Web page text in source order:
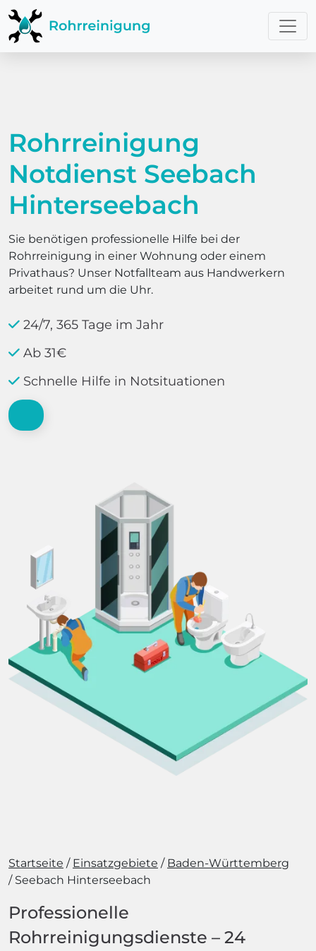
Rohrreinigung
Notdienst Seebach
Hinterseebach
Sie benötigen professionelle Hilfe bei der
Rohrreinigung in einer Wohnung oder einem
Privathaus? Unser Notfallteam aus Handwerkern
arbeitet rund um die Uhr.
24/7, 365 Tage im Jahr
Ab 31€
Schnelle Hilfe in Notsituationen
Startseite Einsatzgebiete
Baden-Württemberg
Seebach Hinterseebach
Professionelle
Rohrreinigungsdienste – 24